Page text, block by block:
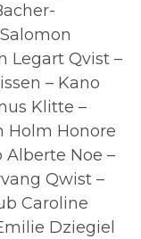
Legart Qvist –
– Kano
Klitte –
Holm Honore
Alberte Noe –
Qwist –
Caroline
Dziegiel